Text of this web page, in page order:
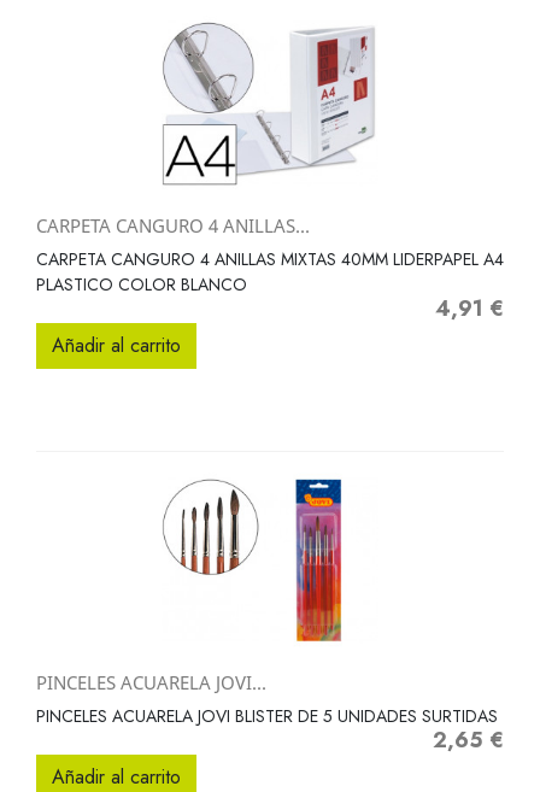
CARPETA CANGURO 4 ANILLAS...
CARPETA CANGURO 4 ANILLAS MIXTAS 40MM LIDERPAPEL A4
PLASTICO COLOR BLANCO
Precio
4,91 €
Añadir al carrito
PINCELES ACUARELA JOVI...
PINCELES ACUARELA JOVI BLISTER DE 5 UNIDADES SURTIDAS
Precio
2,65 €
Añadir al carrito